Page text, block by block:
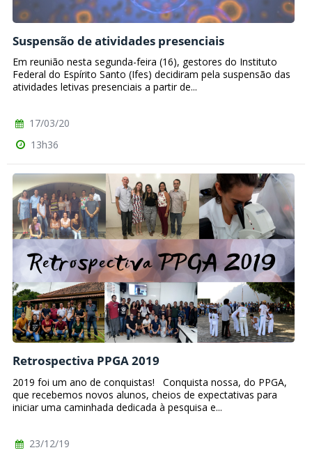
Suspensão de atividades presenciais
Em reunião nesta segunda-feira (16), gestores do Instituto
Federal do Espírito Santo (Ifes) decidiram pela suspensão das
atividades letivas presenciais a partir de...
17/03/20
13h36
Retrospectiva PPGA 2019
2019 foi um ano de conquistas! Conquista nossa, do PPGA,
que recebemos novos alunos, cheios de expectativas para
iniciar uma caminhada dedicada à pesquisa e...
23/12/19